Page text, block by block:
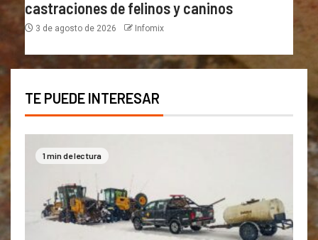
castraciones de felinos y caninos
3 de agosto de 2026 Infomix
TE PUEDE INTERESAR
1 min de lectura